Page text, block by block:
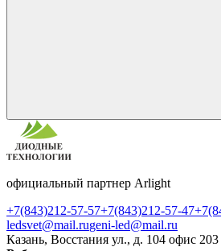
официальный партнер Arlight
+7(843)212-57-57+7(843)212-57-47
ledsvet@mail.rugeni-led@mail.ru
Казань, Восстания ул., д. 104 офис 203